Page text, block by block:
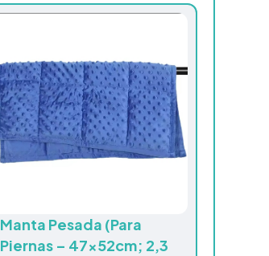
Manta Pesada (Para
Piernas – 47x52cm; 2,3